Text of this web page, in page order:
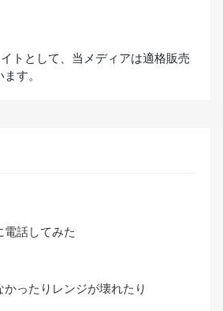
トとして、当メディアは適格販売
す。
電話してみた
ったりレンジが壊れたり